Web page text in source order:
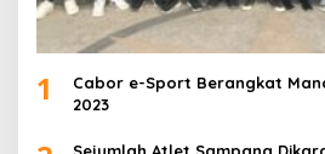
1
Cabor e-Sport Berangkat
2023